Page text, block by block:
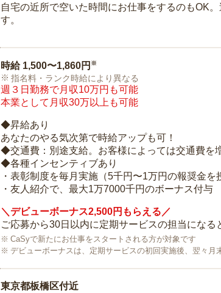
自宅の近所で空いた時間にお仕事をするのもOK
す。
時給 1,500〜1,860円 ※
指名料・ランク時給により異なる
週３日勤務で月収10万円も可能
本業として月収30万以上も可能
◆昇給あり
あなたのやる気次第で時給アップも可！
◆交通費：別途支給。お客様によっては交通費を
◆各種インセンティブあり
・表彰制度を毎月実施（5千円〜1万円の報奨金を
・友人紹介で、最大1万7000千円のボーナス付与
＼デビューボーナス2,500円もらえる／
ご応募から30日以内に定期サービスの担当になる
CaSyで新たにお仕事をスタートされる方が対象です
デビューボーナスは、定期サービスの初回実施後、翌々月
東京都板橋区付近